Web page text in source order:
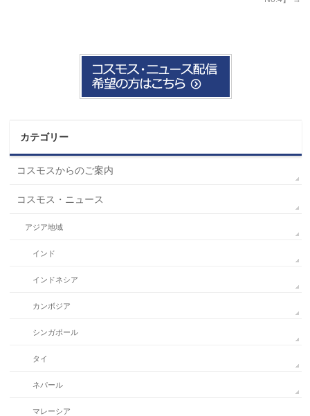
カテゴリー
コスモスからのご案内
コスモス・ニュース
アジア地域
インド
インドネシア
カンボジア
シンガポール
タイ
ネパール
マレーシア